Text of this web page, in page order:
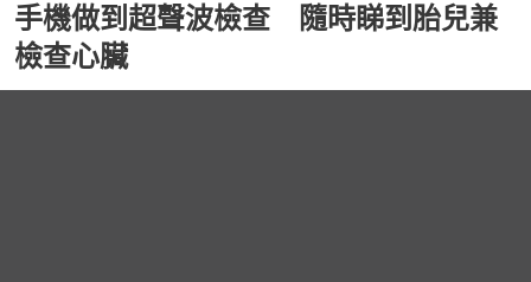
手機做到超聲波檢查 隨時睇到胎兒兼
檢查心臟